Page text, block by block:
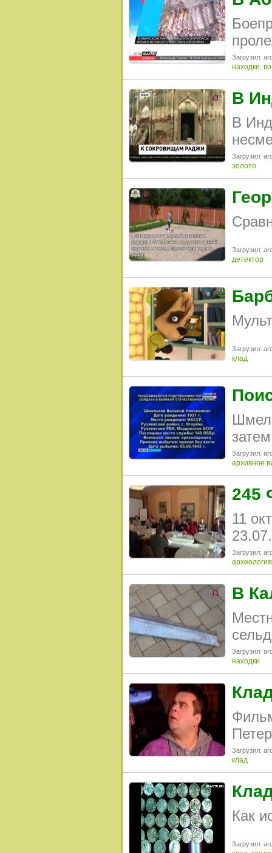
Загрузил:
находки,
В
В
Загрузил:
золото
Загрузил:
детектор
Загрузил:
клад
Загрузил:
архивное
245
11
Загрузил:
археология
В
Загрузил:
находки
Загрузил:
клад
Как
Загрузил: